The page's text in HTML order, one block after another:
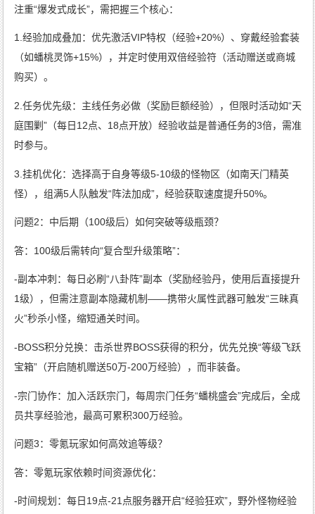
注重“爆发式成长”，需把握三个核心：
1.经验加成叠加：优先激活VIP特权（经验+20%）、穿戴经验套装
（如蟠桃灵饰+15%），并定时使用双倍经验符（活动赠送或商城
购买）。
2.任务优先级：主线任务必做（奖励巨额经验），但限时活动如“天
庭围剿”（每日12点、18点开放）经验收益是普通任务的3倍，需准
时参与。
3.挂机优化：选择高于自身等级5-10级的怪物区（如南天门精英
怪），组满5人队触发“阵法加成”，经验获取速度提升50%。
问题2：中后期（100级后）如何突破等级瓶颈？
答：100级后需转向“复合型升级策略”：
-副本冲刺：每日必刷“八卦阵”副本（奖励经验丹，使用后直接提升
1级），但需注意副本隐藏机制——携带火属性武器可触发“三昧真
火”秒杀小怪，缩短通关时间。
-BOSS积分兑换：击杀世界BOSS获得的积分，优先兑换“等级飞跃
宝箱”（开启随机赠送50万-200万经验），而非装备。
-宗门协作：加入活跃宗门，每周宗门任务“蟠桃盛会”完成后，全成
员共享经验池，最高可累积300万经验。
问题3：零氪玩家如何高效追等级？
答：零氪玩家依赖时间资源优化：
-时间规划：每日19点-21点服务器开启“经验狂欢”，野外怪物经验